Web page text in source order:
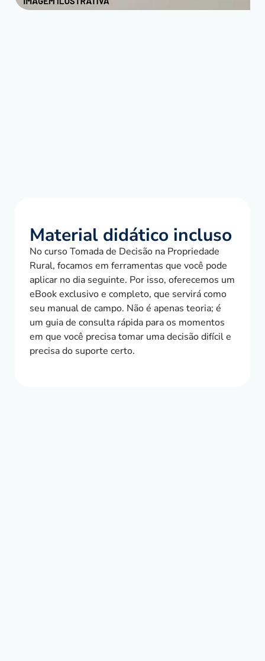
Material didático incluso
No curso Tomada de Decisão na Propriedade
Rural, focamos em ferramentas que você pode
aplicar no dia seguinte. Por isso, oferecemos um
eBook exclusivo e completo, que servirá como
seu manual de campo. Não é apenas teoria; é
um guia de consulta rápida para os momentos
em que você precisa tomar uma decisão difícil e
precisa do suporte certo.